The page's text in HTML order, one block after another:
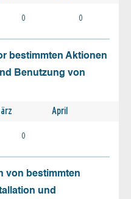
0 0
bestimmten Aktionen
Benutzung von
April
0
von bestimmten
und